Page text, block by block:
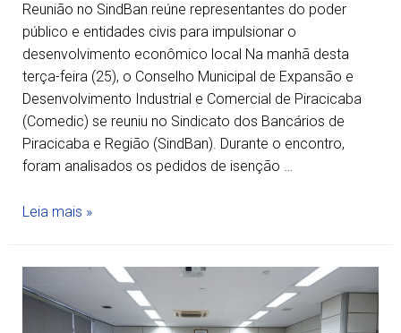
Reunião no SindBan reúne representantes do poder
público e entidades civis para impulsionar o
desenvolvimento econômico local Na manhã desta
terça-feira (25), o Conselho Municipal de Expansão e
Desenvolvimento Industrial e Comercial de Piracicaba
(Comedic) se reuniu no Sindicato dos Bancários de
Piracicaba e Região (SindBan). Durante o encontro,
foram analisados os pedidos de isenção …
Leia mais »